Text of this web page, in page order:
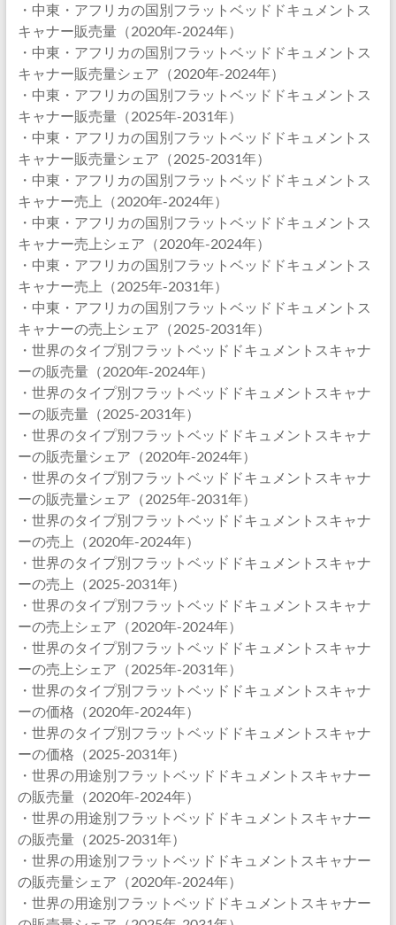
・中東・アフリカの国別フラットベッドドキュメントス
キャナー販売量（2020年-2024年）
・中東・アフリカの国別フラットベッドドキュメントス
キャナー販売量シェア（2020年-2024年）
・中東・アフリカの国別フラットベッドドキュメントス
キャナー販売量（2025年-2031年）
・中東・アフリカの国別フラットベッドドキュメントス
キャナー販売量シェア（2025-2031年）
・中東・アフリカの国別フラットベッドドキュメントス
キャナー売上（2020年-2024年）
・中東・アフリカの国別フラットベッドドキュメントス
キャナー売上シェア（2020年-2024年）
・中東・アフリカの国別フラットベッドドキュメントス
キャナー売上（2025年-2031年）
・中東・アフリカの国別フラットベッドドキュメントス
キャナーの売上シェア（2025-2031年）
・世界のタイプ別フラットベッドドキュメントスキャナ
ーの販売量（2020年-2024年）
・世界のタイプ別フラットベッドドキュメントスキャナ
ーの販売量（2025-2031年）
・世界のタイプ別フラットベッドドキュメントスキャナ
ーの販売量シェア（2020年-2024年）
・世界のタイプ別フラットベッドドキュメントスキャナ
ーの販売量シェア（2025年-2031年）
・世界のタイプ別フラットベッドドキュメントスキャナ
ーの売上（2020年-2024年）
・世界のタイプ別フラットベッドドキュメントスキャナ
ーの売上（2025-2031年）
・世界のタイプ別フラットベッドドキュメントスキャナ
ーの売上シェア（2020年-2024年）
・世界のタイプ別フラットベッドドキュメントスキャナ
ーの売上シェア（2025年-2031年）
・世界のタイプ別フラットベッドドキュメントスキャナ
ーの価格（2020年-2024年）
・世界のタイプ別フラットベッドドキュメントスキャナ
ーの価格（2025-2031年）
・世界の用途別フラットベッドドキュメントスキャナー
の販売量（2020年-2024年）
・世界の用途別フラットベッドドキュメントスキャナー
の販売量（2025-2031年）
・世界の用途別フラットベッドドキュメントスキャナー
の販売量シェア（2020年-2024年）
・世界の用途別フラットベッドドキュメントスキャナー